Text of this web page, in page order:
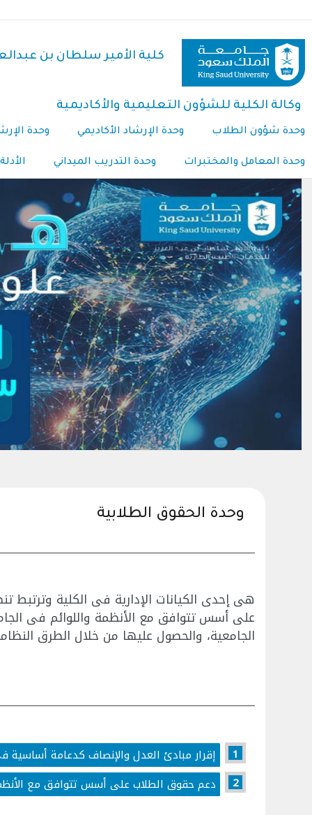
المحتوى
الرئيسي
كلية الأمير سلطان بن
وكالة الكلية للشؤون التعليمية والأكاديمية
وحدة شؤون الطلاب وحدة الإرشاد الأكاديمي وحدة
وحدة المعامل والمختبرات وحدة التدريب الميداني
وحدة الحقوق الطلابية
هى إحدى الكيانات الإدارية فى الكلية وترتبط
على أسس تتوافق مع الأنظمة واللوائم فى
الجامعية، والحصول عليها من خلال الطرق
إقرار مبادئ العدل والإنصاف كدعامة أساسية
دعم حقوق الطلاب على أسس تتوافق مع